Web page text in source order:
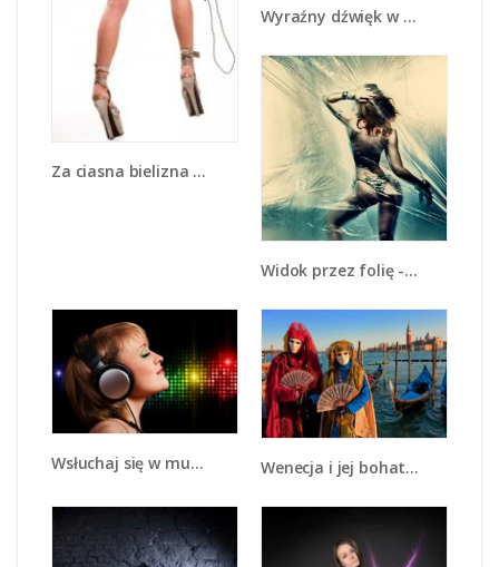
Za ciasna bielizna - L094
Wyraźny dźwięk w słuchawkach - L014
Widok przez folię - L089
Wsłuchaj się w muzykę - L015 Wenecja i jej bohaterowie - L210